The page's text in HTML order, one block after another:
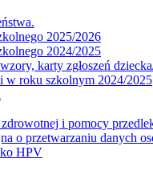
2025/2026
2024/2025
karty zgłoszeń
w roku szkolnym 2024/2025
i pomocy
o przetwarzaniu danych
HPV